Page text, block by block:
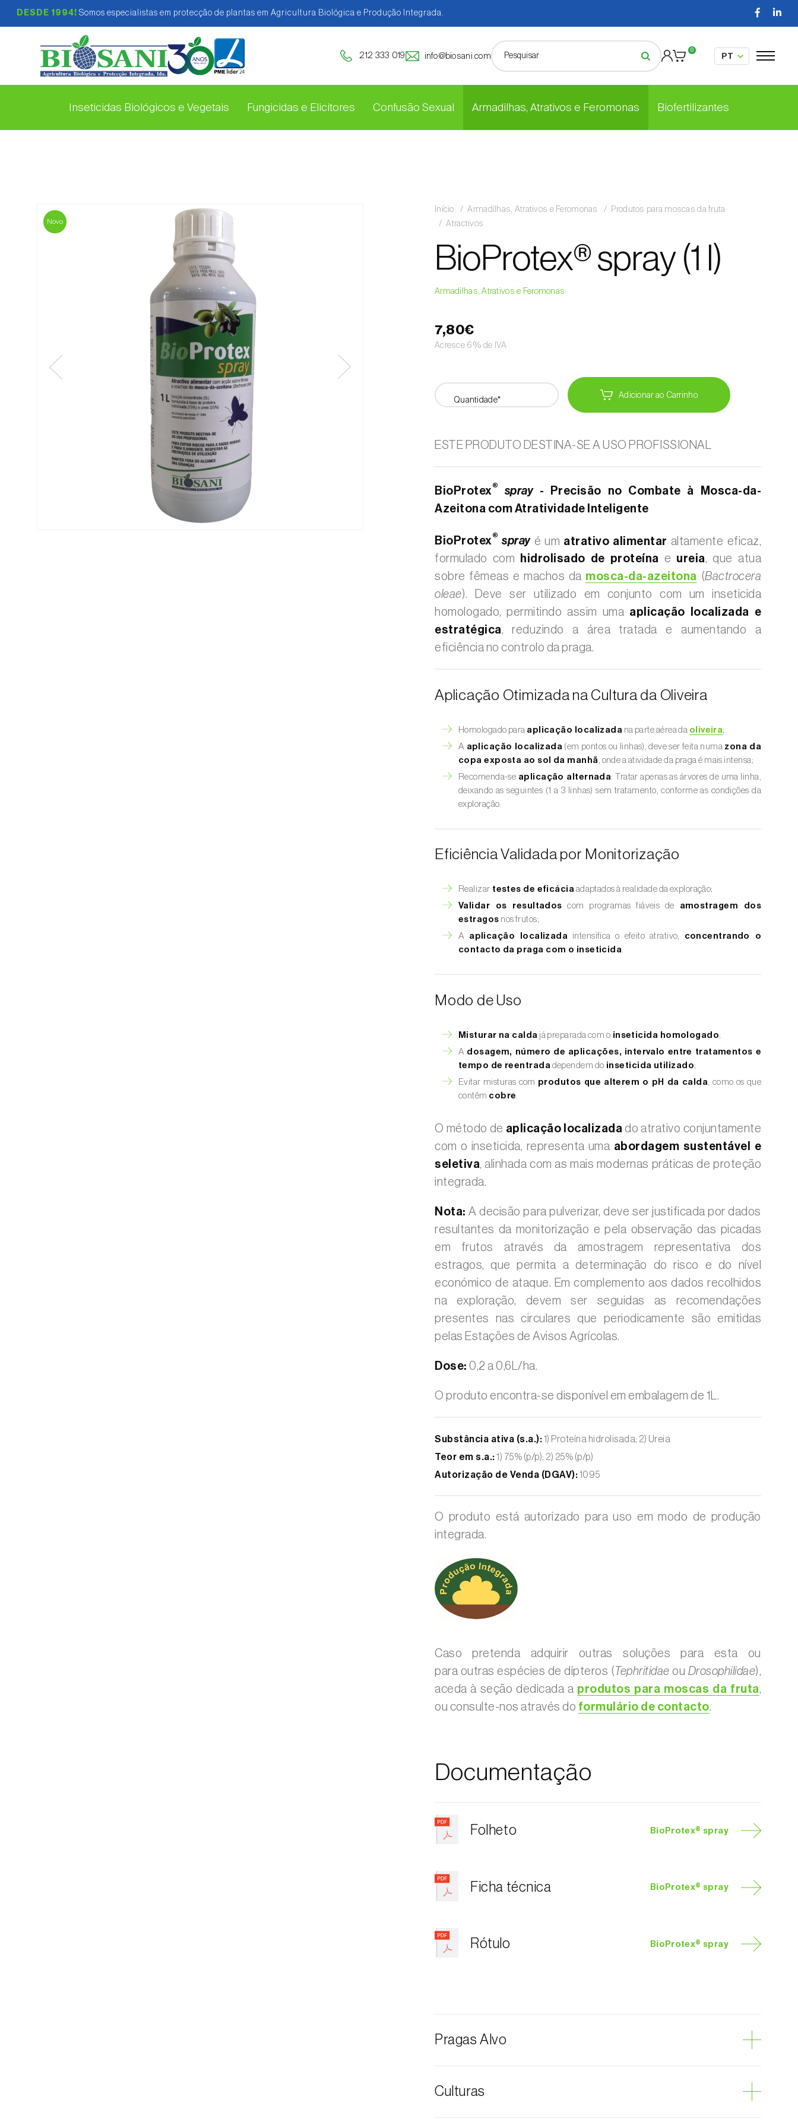
DESDE 1994! Somos especialistas em protecção de plantas em Agricultura Biológica e Produção Integrada.
212 333 019 info@biosani.com
0
Inseticidas Biológicos e Vegetais Fungicidas e Elicitores Confusão Sexual Armadilhas, Atrativos e Feromonas Biofertilizantes
Novo
Início Armadilhas, Atrativos e Feromonas
Produtos para moscas da fruta
Atractivos
BioProtex® spray (1 l)
Armadilhas, Atrativos e Feromonas
7,80€
Acresce 6% de IVA
Quantidade* Adicionar ao Carrinho
ESTE PRODUTO DESTINA-SE A USO PROFISSIONAL
BioProtex® spray- Precisão no Combate à Mosca-da-
Azeitona com Atratividade Inteligente
BioProtex® sprayé um atrativo alimentar altamente eficaz,
formulado com
hidrolisado de proteína e ureia, que atua
sobre fêmeas e machos da mosca-da-azeitona (Bactrocera
oleae). Deve ser utilizado em conjunto com um inseticida
homologado, permitindo assim uma aplicação localizada e
estratégica, reduzindo a área tratada e aumentando a
eficiência no controlo da praga.
Aplicação Otimizada na Cultura da Oliveira
Homologado para aplicação localizada na parte aérea da oliveira;
A aplicação localizada (em pontos ou linhas), deve ser feita numa zona da
copa exposta ao sol da manhã , onde a atividade da praga é mais intensa;
Recomenda-se aplicação alternada: Tratar apenas as árvores de uma linha,
deixando as seguintes (1 a 3 linhas) sem tratamento, conforme as condições da
exploração.
Eficiência Validada por Monitorização
Realizar testes de eficácia adaptados à realidade da exploração;
Validar os resultados com programas fiáveis de amostragem dos
estragos nos frutos;
A aplicação localizada intensifica o efeito atrativo, concentrando o
contacto da praga com o inseticida.
Modo de Uso
Misturar na calda já preparada com o inseticida homologado;
A dosagem, número de aplicações, intervalo entre tratamentos e
tempo de reentrada dependem do inseticida utilizado;
Evitar misturas com produtos que alterem o pH da calda , como os que
contêm cobre
O método de aplicação localizada do atrativo conjuntamente
com o inseticida, representa uma abordagem sustentável e
seletiva, alinhada com as mais modernas práticas de proteção
integrada.
Nota: A decisão para pulverizar, deve ser justificada por dados
resultantes da monitorização e pela observação das picadas
em frutos através da amostragem representativa dos
estragos, que permita a determinação do risco e do nível
económico de ataque. Em complemento aos dados recolhidos
na exploração, devem ser seguidas as recomendações
presentes nas circulares que periodicamente são emitidas
pelas Estações de Avisos Agrícolas.
Dose: 0,2 a 0,6L/ha.
O produto encontra-se disponível em embalagem de 1L.
Substância ativa (s.a.):1) Proteína hidrolisada; 2) Ureia
Teor em s.a.:1) 75% (p/p); 2) 25% (p/p)
Autorização de Venda (DGAV):1095
O produto está autorizado para uso em modo de produção
integrada.
Caso pretenda adquirir outras soluções para esta ou
para outras espécies de dípteros ( Tephritidae ou Drosophilidae),
aceda à seção dedicada a produtos para moscas da fruta,
ou consulte-nos através do formulário de contacto.
Documentação
Folheto BioProtex® spray
Ficha técnica BioProtex® spray
Rótulo BioProtex® spray
Pragas Alvo
Culturas